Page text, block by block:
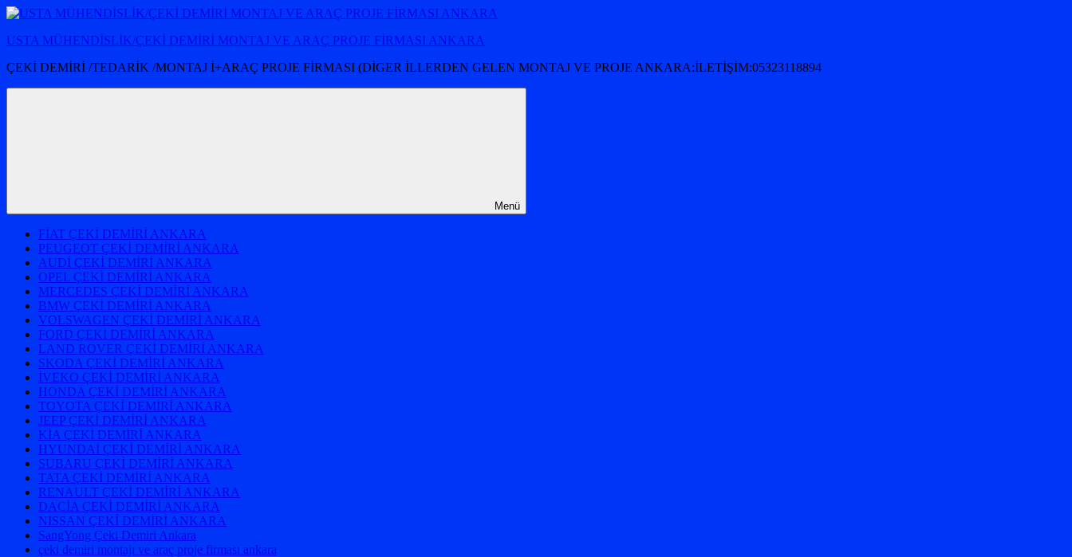
İçeriğe
USTA MÜHENDİSLİK/ÇEKİ DEMİRİ MONTAJ VE ARAÇ PROJE FİRMASI ANKARA
ÇEKİ DEMİRİ /TEDARİK /MONTAJ İ+ARAÇ PROJE FİRMASI (DİGER İLLERDEN GELEN MONTAJ VE PROJE ANKARA:İLETİŞİM:05323118894
Menü
FİAT ÇEKİ DEMİRİ ANKARA
PEUGEOT ÇEKİ DEMİRİ ANKARA
AUDİ ÇEKİ DEMİRİ ANKARA
OPEL ÇEKİ DEMİRİ ANKARA
MERCEDES ÇEKİ DEMİRİ ANKARA
BMW ÇEKİ DEMİRİ ANKARA
VOLSWAGEN ÇEKİ DEMİRİ ANKARA
FORD ÇEKİ DEMİRİ ANKARA
LAND ROVER ÇEKİ DEMİRİ ANKARA
SKODA ÇEKİ DEMİRİ ANKARA
İVEKO ÇEKİ DEMİRİ ANKARA
HONDA ÇEKİ DEMİRİ ANKARA
TOYOTA ÇEKİ DEMİRİ ANKARA
JEEP ÇEKİ DEMİRİ ANKARA
KİA ÇEKİ DEMİRİ ANKARA
HYUNDAİ ÇEKİ DEMİRİ ANKARA
SUBARU ÇEKİ DEMİRİ ANKARA
TATA ÇEKİ DEMİRİ ANKARA
RENAULT ÇEKİ DEMİRİ ANKARA
DACİA ÇEKİ DEMİRİ ANKARA
NISSAN ÇEKİ DEMİRİ ANKARA
SangYong Çeki Demiri Ankara
çeki demiri montajı ve araç proje firması ankara